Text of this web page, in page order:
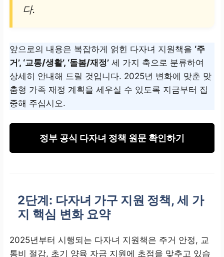
다.
앞으로의 내용은 복잡하게 얽힌 다자녀 지원책을 ‘주
거’, ‘교통/생활’, ‘돌봄/재정’ 세 가지 축으로 분류하여
상세히 안내해 드릴 것입니다. 2025년 변화에 맞춘 맞
춤형 가족 재정 계획을 세우실 수 있도록 지금부터 집
중해 주십시오.
정부 공식 다자녀 정책 원문 확인하기
2단계: 다자녀 가구 지원 정책, 세 가
지 핵심 변화 요약
2025년부터 시행되는 다자녀 지원책은 주거 안정, 교
통비 절감, 초기 양육 자금 지원에 초점을 맞추고 있습